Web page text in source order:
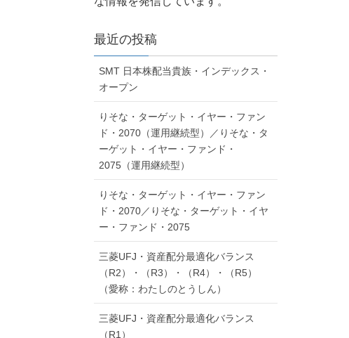
最近の投稿
SMT 日本株配当貴族・インデックス・
オープン
りそな・ターゲット・イヤー・ファン
ド・2070（運用継続型）／りそな・タ
ーゲット・イヤー・ファンド・
2075（運用継続型）
りそな・ターゲット・イヤー・ファン
ド・2070／りそな・ターゲット・イヤ
ー・ファンド・2075
三菱UFJ・資産配分最適化バランス
（R2）・（R3）・（R4）・（R5）
（愛称：わたしのとうしん）
三菱UFJ・資産配分最適化バランス
（R1）